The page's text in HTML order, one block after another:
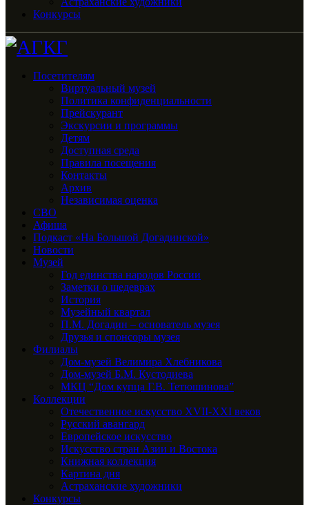
Конкурсы
Посетителям
Виртуальный музей
Политика конфиденциальности
Прейскурант
Экскурсии и программы
Детям
Доступная среда
Правила посещения
Контакты
Архив
Независимая оценка
СВО
Афиша
Подкаст «На Большой Догадинской»
Новости
Музей
Год единства народов России
Заметки о шедеврах
История
Музейный квартал
П.М. Догадин – основатель музея
Друзья и спонсоры музея
Филиалы
Дом-музей Велимира Хлебникова
Дом-музей Б.М. Кустодиева
МКЦ “Дом купца Г.В. Тетюшинова”
Коллекции
Отечественное искусство XVII-XXI веков
Русский авангард
Европейское искусство
Искусство стран Азии и Востока
Книжная коллекция
Картина дня
Астраханские художники
Конкурсы